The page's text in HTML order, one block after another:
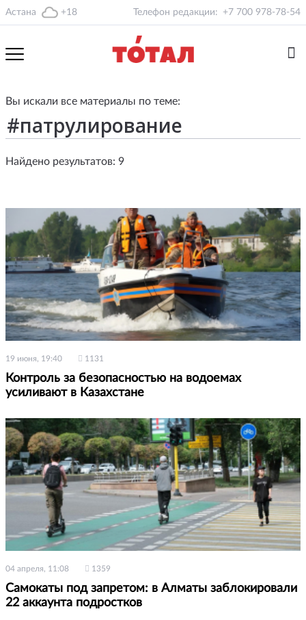
Астана +18 Телефон редакции: +7 700 978-78-54
Вы искали все материалы по теме:
Найдено результатов: 9
19 июня, 19:40 1131
Контроль за безопасностью на водоемах
усиливают в Казахстане
04 апреля, 11:08 1359
Самокаты под запретом: в Алматы заблокировали
22 аккаунта подростков